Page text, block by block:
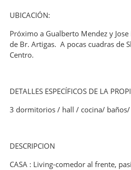
UBICACIÓN:
Próximo a Gualberto Mendez y
de Br. Artigas. A pocas cuadras de
Centro.
DETALLES ESPECÍFICOS DE LA
3 dormitorios / hall / cocina/
DESCRIPCION
CASA : Living-comedor al frente,